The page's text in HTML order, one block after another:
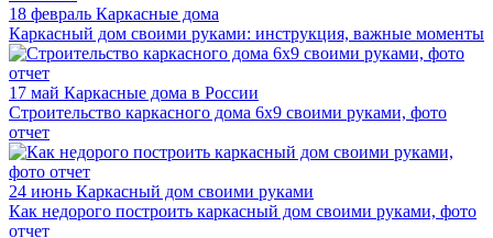
18 февраль Каркасные дома
Каркасный дом своими руками: инструкция, важные моменты
17 май Каркасные дома в России
Строительство каркасного дома 6х9 своими руками, фото
отчет
24 июнь Каркасный дом своими руками
Как недорого построить каркасный дом своими руками, фото
отчет